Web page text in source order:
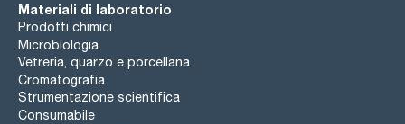
Materiali di laboratorio
Prodotti chimici
Microbiologia
Vetreria, quarzo e porcellana
Cromatografia
Strumentazione scientifica
Consumabile